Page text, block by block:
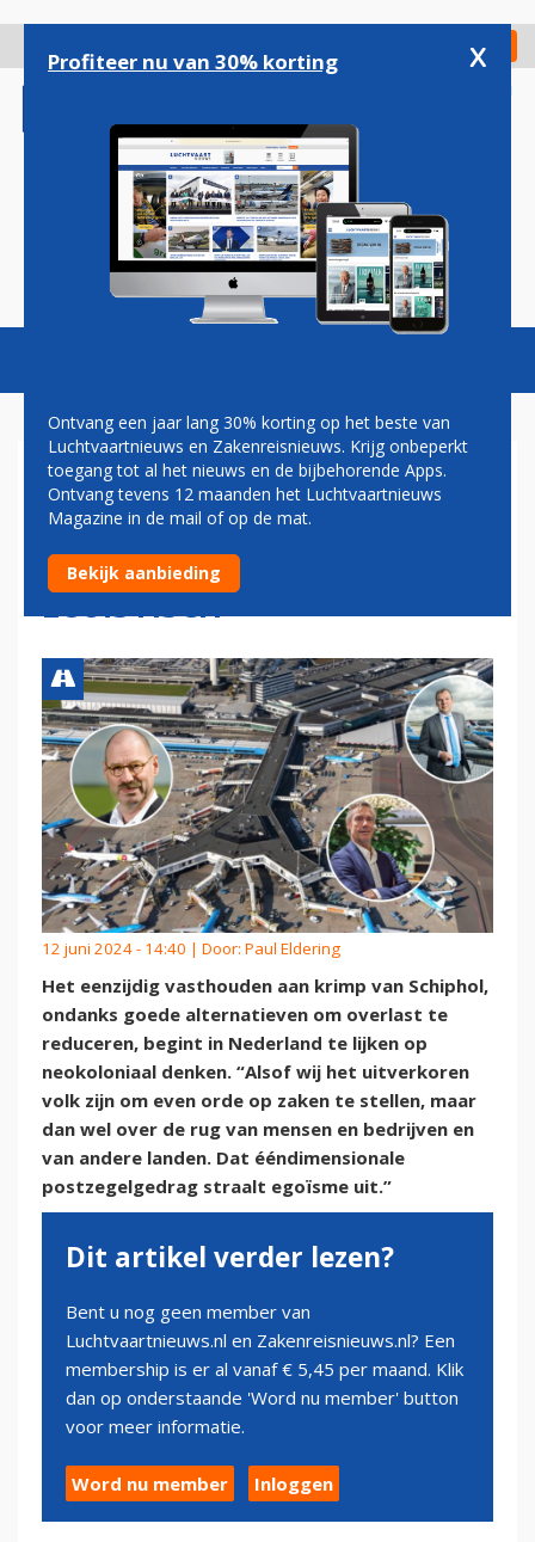
gaan
Check in
Magazine Podcasts Vacatures
LUCHTVAARTEXPERTS
HEKELEN NEDERLANDS
BELEID: 'KRIMP SCHIPHOL IS
EGOÏSTISCH'
12 juni 2024 - 14:40 | Door: Paul Eldering
Het eenzijdig vasthouden aan krimp van Schiphol,
ondanks goede alternatieven om overlast te
reduceren, begint in Nederland te lijken op
neokoloniaal denken. “Alsof wij het uitverkoren
volk zijn om even orde op zaken te stellen, maar
dan wel over de rug van mensen en bedrijven en
van andere landen. Dat ééndimensionale
postzegelgedrag straalt egoïsme uit.”
Dit artikel verder lezen?
Bent u nog geen member van
Luchtvaartnieuws.nl en Zakenreisnieuws.nl? Een
membership is er al vanaf € 5,45 per maand. Klik
dan op onderstaande 'Word nu member' button
voor meer informatie.
Word nu member Inloggen
Profiteer nu van 30% korting x
Ontvang een jaar lang 30% korting op het beste van
Luchtvaartnieuws en Zakenreisnieuws. Krijg onbeperkt
toegang tot al het nieuws en de bijbehorende Apps.
Ontvang tevens 12 maanden het Luchtvaartnieuws
Magazine in de mail of op de mat.
Bekijk aanbieding